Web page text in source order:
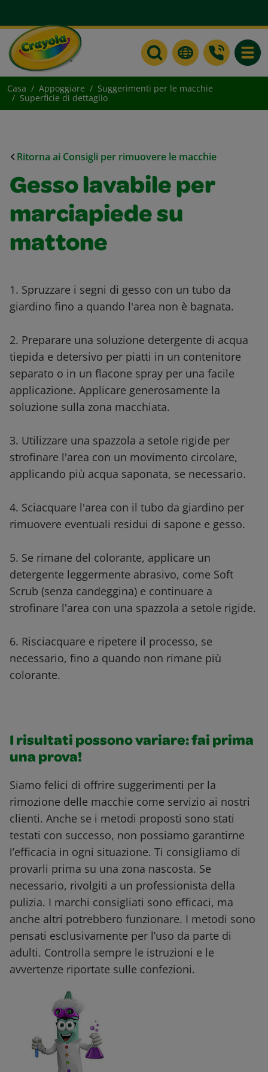
Casa Appoggiare
Suggerimenti per le macchie
Superficie di dettaglio
Ritorna ai Consigli per rimuovere le macchie
Gesso lavabile per
marciapiede su
mattone
1. Spruzzare i segni di gesso con un tubo da
giardino fino a quando l'area non è bagnata.
2. Preparare una soluzione detergente di acqua
tiepida e detersivo per piatti in un contenitore
separato o in un flacone spray per una facile
applicazione. Applicare generosamente la
soluzione sulla zona macchiata.
3. Utilizzare una spazzola a setole rigide per
strofinare l'area con un movimento circolare,
applicando più acqua saponata, se necessario.
4. Sciacquare l'area con il tubo da giardino per
rimuovere eventuali residui di sapone e gesso.
5. Se rimane del colorante, applicare un
detergente leggermente abrasivo, come Soft
Scrub (senza candeggina) e continuare a
strofinare l'area con una spazzola a setole rigide.
6. Risciacquare e ripetere il processo, se
necessario, fino a quando non rimane più
colorante.
I risultati possono variare: fai prima
una prova!
Siamo felici di offrire suggerimenti per la
rimozione delle macchie come servizio ai nostri
clienti. Anche se i metodi proposti sono stati
testati con successo, non possiamo garantirne
l’efficacia in ogni situazione. Ti consigliamo di
provarli prima su una zona nascosta. Se
necessario, rivolgiti a un professionista della
pulizia. I marchi consigliati sono efficaci, ma
anche altri potrebbero funzionare. I metodi sono
pensati esclusivamente per l’uso da parte di
adulti. Controlla sempre le istruzioni e le
avvertenze riportate sulle confezioni.